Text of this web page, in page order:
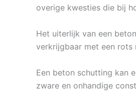
overige kwesties die bij
Het uiterlijk van een
verkrijgbaar met een rots
Een beton schutting kan
zware en onhandige